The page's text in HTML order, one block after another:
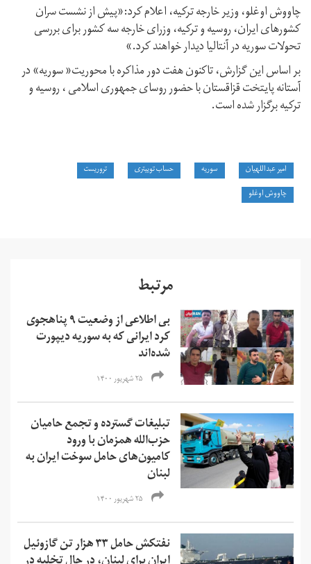
چاووش اوغلو، وزیر خارجه ترکیه،‌ اعلام کرد:«پیش از نشست سران
کشورهای ایران، روسیه و ترکیه، وزرای خارجه سه کشور برای بررسی
تحولات سوریه در آنتالیا دیدار خواهند کرد.»
بر اساس این گزارش، تاکنون هفت دور مذاکره با محوریت« سوریه» در
آستانه پایتخت قزاقستان با حضور روسای جمهوری اسلامی ، روسیه و
ترکیه برگزار شده است.
امیر عبداللهیان سوریه حساب توییتری
تروریست
چاووش اوغلو
مرتبط
بی اطلاعی از وضعیت ۹ پناهجوی
کرد ایرانی که به سوریه دیپورت
شده‌اند
۲۵ شهریور ۱۴۰۰
تبلیغات گسترده و تجمع حامیان
حزب‌الله همزمان با ورود
کامیون‌های حامل سوخت ایران به
لبنان
۲۵ شهریور ۱۴۰۰
نفتکش حامل ۳۳ هزار تن گازوئیل